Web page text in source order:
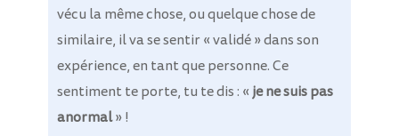
vécu la même chose, ou quelque chose de
similaire, il va se sentir « validé » dans son
expérience, en tant que personne. Ce
sentiment te porte, tu te dis : « je ne suis pas
anormal» !